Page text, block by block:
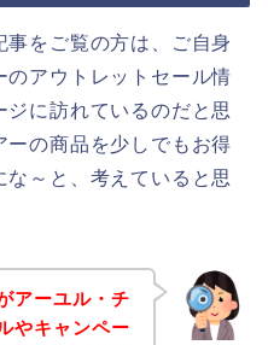
をご覧の方は、ご自身
のアウトレットセール情
に訪れているのだと思
ーの商品を少しでもお得
～と、考えていると思
アーユル・チ
やキャンペー